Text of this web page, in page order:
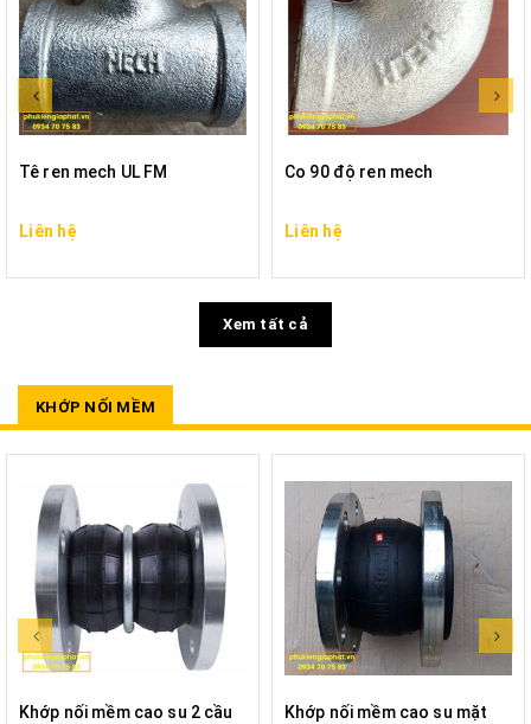
Tê ren mech UL FM
Liên hệ
Co 90 độ ren mech
Liên hệ
Xem tất cả
KHỚP NỐI MỀM
Khớp nối mềm cao su 2 cầu
Khớp nối mềm cao su mặt